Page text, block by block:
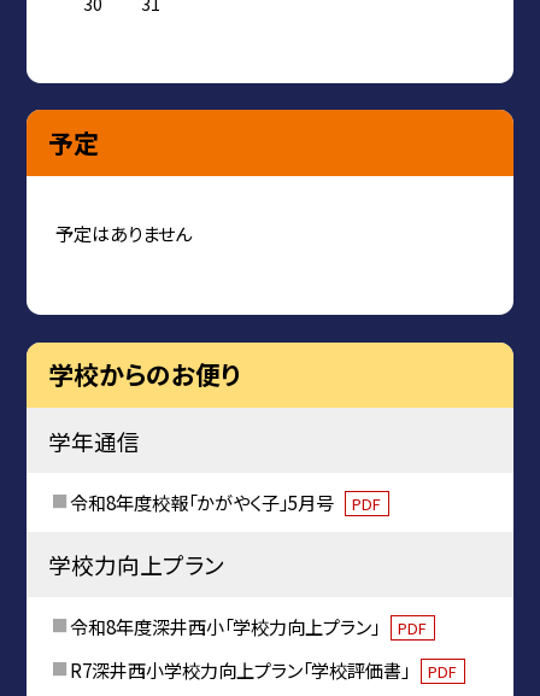
予定
予定はありません
学校からのお便り
学年通信
令和8年度校報「かがやく子」5月号 PDF
学校力向上プラン
令和8年度深井西小「学校力向上プラン」 PDF
R7深井西小学校力向上プラン「学校評価書」 PDF